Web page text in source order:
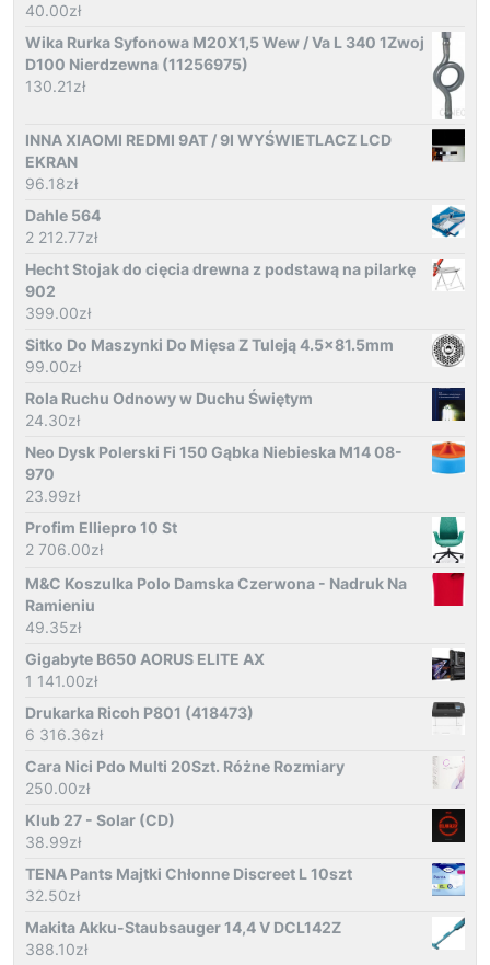
40.00zł
Wika Rurka Syfonowa M20X1,5 Wew / Va L 340 1Zwoj
D100 Nierdzewna (11256975)
130.21zł
INNA XIAOMI REDMI 9AT / 9I WYŚWIETLACZ LCD
EKRAN
96.18zł
Dahle 564
2 212.77zł
Hecht Stojak do cięcia drewna z podstawą na pilarkę
902
399.00zł
Sitko Do Maszynki Do Mięsa Z Tuleją 4.5x81.5mm
99.00zł
Rola Ruchu Odnowy w Duchu Świętym
24.30zł
Neo Dysk Polerski Fi 150 Gąbka Niebieska M14 08-
970
23.99zł
Profim Elliepro 10 St
2 706.00zł
M&C Koszulka Polo Damska Czerwona - Nadruk Na
Ramieniu
49.35zł
Gigabyte B650 AORUS ELITE AX
1 141.00zł
Drukarka Ricoh P801 (418473)
6 316.36zł
Cara Nici Pdo Multi 20Szt. Różne Rozmiary
250.00zł
Klub 27 - Solar (CD)
38.99zł
TENA Pants Majtki Chłonne Discreet L 10szt
32.50zł
Makita Akku-Staubsauger 14,4 V DCL142Z
388.10zł